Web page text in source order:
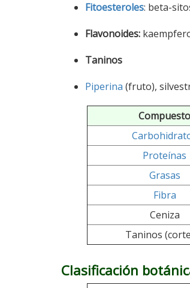
Fitoesteroles: beta-
Flavonoides:
Taninos
Piperina (fruto),
Compuesto
Proteínas
Grasas
Fibra
Ceniza
Taninos
Clasificación